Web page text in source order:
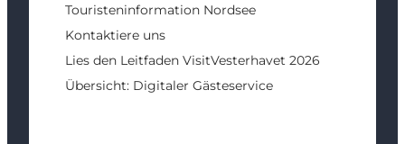
Touristeninformation Nordsee
Kontaktiere uns
Lies den Leitfaden VisitVesterhavet 2026
Übersicht: Digitaler Gästeservice